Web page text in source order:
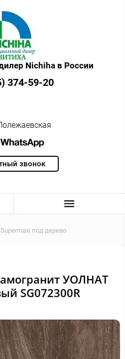
звонок
Nichiha в России
374-59-20
под дерево
УОЛНАТ
SG072300R